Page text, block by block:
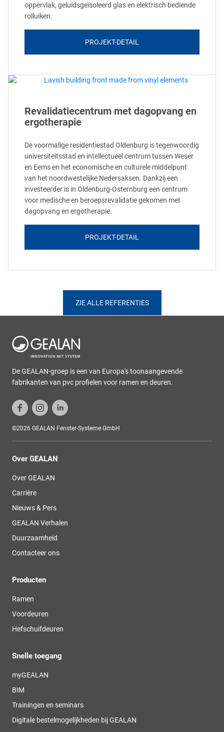
oppervlak, geluidsgeïsoleerd glas en elektrisch bediende
rolluiken.
PROJEKT-DETAIL
Revalidatiecentrum met dagopvang en
ergotherapie
De voormalige residentiestad Oldenburg is tegenwoordig
universiteitsstad en intellectueel centrum tussen Weser
en Eems en het economische en culturele middelpunt
van het noordwestelijke Nedersaksen. Dankzij een
investeerder is in Oldenburg-Osternburg een centrum
voor medische en beroepsrevalidatie gekomen met
dagopvang en ergotherapie.
PROJEKT-DETAIL
ZIE ALLE REFERENTIES
De GEALAN-groep is een van Europa's toonaangevende
fabrikanten van pvc profielen voor ramen en deuren.
©2026 GEALAN Fenster-Systeme GmbH
Over GEALAN
Over GEALAN
Carrière
Nieuws & Pers
GEALAN Verhalen
Duurzaamheid
Contacteer ons
Producten
Ramen
Voordeuren
Hefschuifdeuren
Snelle toegang
myGEALAN
BIM
Trainingen en seminars
Digitale bestelmogelijkheden bij GEALAN